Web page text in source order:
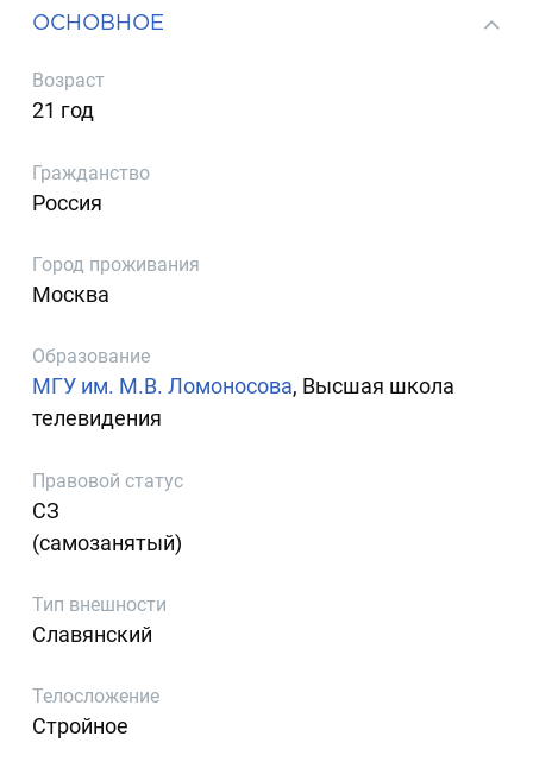
ОСНОВНОЕ
Возраст
21 год
Гражданство
Россия
Город проживания
Москва
Образование
МГУ им. М.В. Ломоносова, Высшая школа
телевидения
Правовой статус
СЗ
(самозанятый)
Тип внешности
Славянский
Телосложение
Стройное